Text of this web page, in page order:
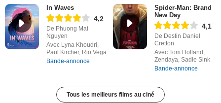
In Waves
4,2
De Phuong Mai
Nguyen
Avec Lyna Khoudri,
Paul Kircher, Rio Vega
Bande-annonce
Spider-Man: Brand
New Day
4,1
De Destin Daniel
Cretton
Avec Tom Holland,
Zendaya, Sadie Sink
Bande-annonce
Tous les meilleurs films au ciné